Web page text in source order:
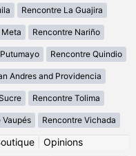
Rencontre La Guajira
Rencontre Nariño
Rencontre Quindio
Andres and Providencia
Rencontre Tolima
Vaupés Rencontre Vichada
| Opinions